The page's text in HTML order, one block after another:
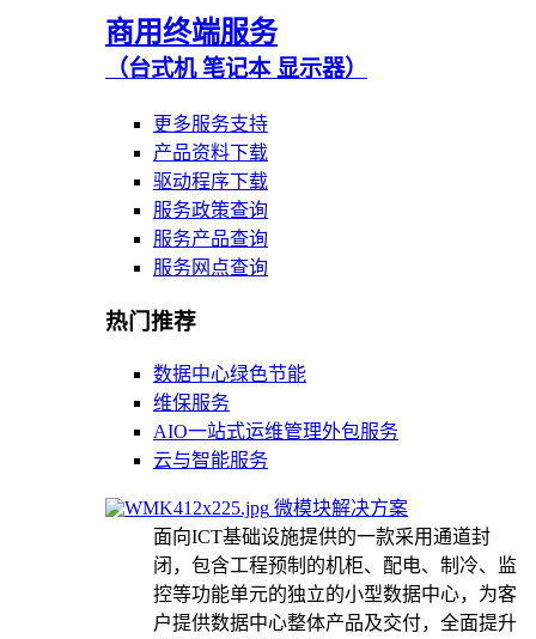
商用终端服务
（台式机 笔记本 显示器）
更多服务支持
产品资料下载
驱动程序下载
服务政策查询
服务产品查询
服务网点查询
热门推荐
数据中心绿色节能
维保服务
AIO一站式运维管理外包服务
云与智能服务
微模块解决方案
面向ICT基础设施提供的一款采用通道封
闭，包含工程预制的机柜、配电、制冷、监
控等功能单元的独立的小型数据中心，为客
户提供数据中心整体产品及交付，全面提升